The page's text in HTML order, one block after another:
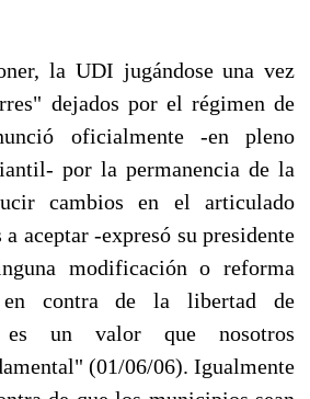
la UDI jugándose una vez
dejados por el régimen de
oficialmente -en pleno
por la permanencia de la
cambios en el articulado
aceptar -expresó su presidente
modificación o reforma
contra de la libertad de
es un valor que nosotros
(01/06/06). Igualmente